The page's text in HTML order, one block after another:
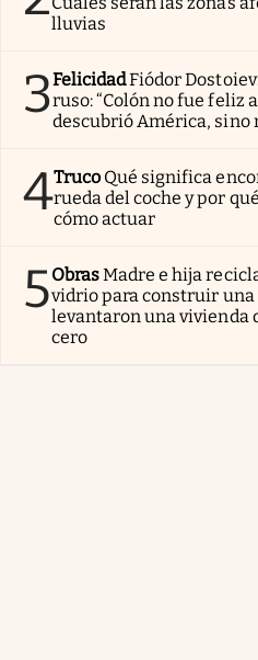
lluvias
3FelicidadFiódor
ruso: “Colón no fue feliz
descubrió América, sino
4Truco Qué significa
rueda del coche y por
cómo actuar
5ObrasMadre e hija
vidrio para construir una
levantaron una vivienda
cero